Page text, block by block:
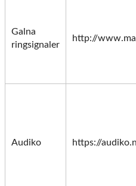
Galna
ringsignaler
http://
Audiko https://